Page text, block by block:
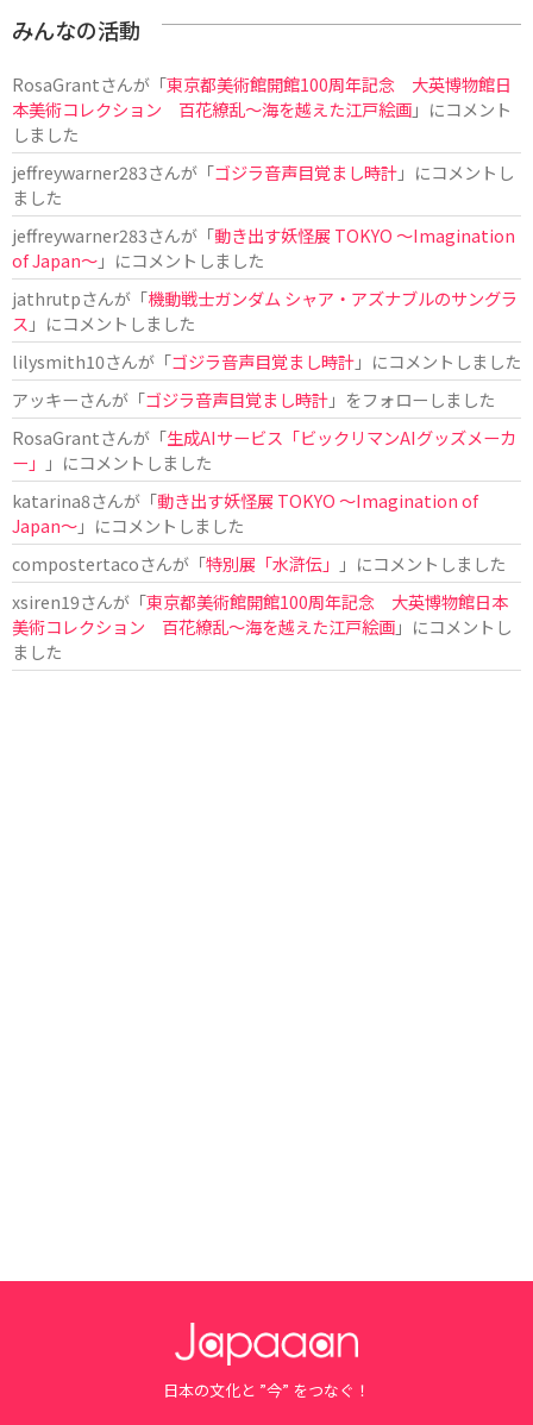
みんなの活動
RosaGrantさんが「東京都美術館開館100周年記念 大英博物館日
本美術コレクション 百花繚乱～海を越えた江戸絵画」にコメント
しました
jeffreywarner283さんが「ゴジラ音声目覚まし時計」にコメントし
ました
jeffreywarner283さんが「動き出す妖怪展 TOKYO 〜Imagination
of Japan〜」にコメントしました
jathrutpさんが「機動戦士ガンダム シャア・アズナブルのサングラ
ス 」にコメントしました
lilysmith10さんが「ゴジラ音声目覚まし時計」にコメントしました
アッキーさんが「ゴジラ音声目覚まし時計」をフォローしました
RosaGrantさんが「生成AIサービス「ビックリマンAIグッズメーカ
ー」
」にコメントしました
katarina8さんが「動き出す妖怪展 TOKYO 〜Imagination of
Japan〜」にコメントしました
compostertacoさんが「特別展「水滸伝」
」にコメントしました
xsiren19さんが「東京都美術館開館100周年記念 大英博物館日本
美術コレクション 百花繚乱～海を越えた江戸絵画」にコメントし
ました
日本の文化と ”今” をつなぐ！